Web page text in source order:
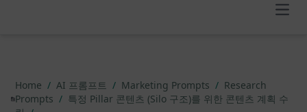
Home / AI 프롬프트 / Marketing Prompts / Research
Prompts / 특정 Pillar 콘텐츠 (Silo 구조)를 위한 콘텐츠 계획 수